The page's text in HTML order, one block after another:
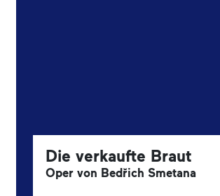
Die verkaufte Braut
Oper von Bedřich Smetana